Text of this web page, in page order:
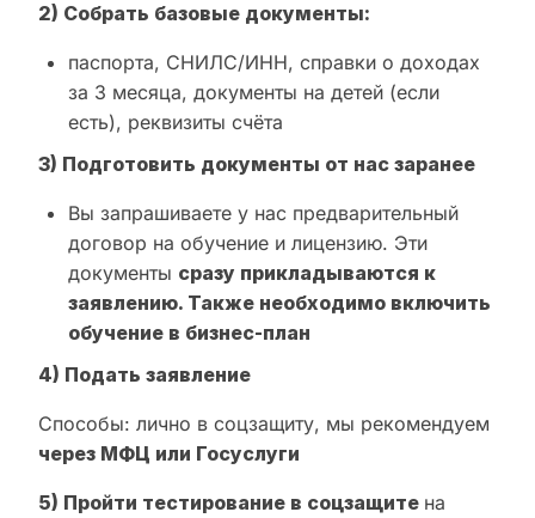
2) Собрать базовые документы:
паспорта, СНИЛС/ИНН, справки о доходах
за 3 месяца, документы на детей (если
есть), реквизиты счёта
3) Подготовить документы от нас заранее
Вы запрашиваете у нас предварительный
договор на обучение и лицензию. Эти
документы сразу прикладываются к
заявлению. Также необходимо включить
обучение в бизнес-план
4) Подать заявление
Способы: лично в соцзащиту, мы рекомендуем
через МФЦ или Госуслуги
5) Пройти тестирование в соцзащите на